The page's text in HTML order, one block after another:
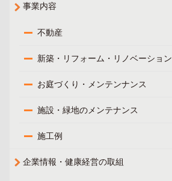
事業内容
不動産
新築・リフォーム・リノベーション
お庭づくり・メンテンナンス
施設・緑地のメンテナンス
施工例
企業情報・健康経営の取組